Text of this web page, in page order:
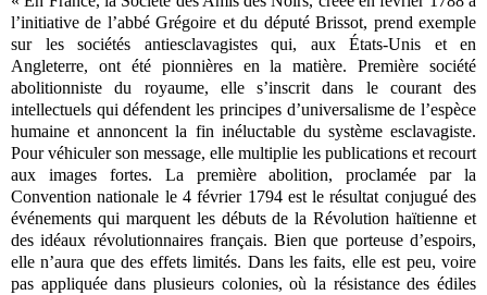
l’initiative de l’abbé Grégoire et du député Brissot, prend exemple
sur les sociétés antiesclavagistes qui, aux États-Unis et en
Angleterre, ont été pionnières en la matière. Première société
abolitionniste du royaume, elle s’inscrit dans le courant des
intellectuels qui défendent les principes d’universalisme de l’espèce
humaine et annoncent la fin inéluctable du système esclavagiste.
Pour véhiculer son message, elle multiplie les publications et recourt
aux images fortes. La première abolition, proclamée par la
Convention nationale le 4 février 1794 est le résultat conjugué des
événements qui marquent les débuts de la Révolution haïtienne et
des idéaux révolutionnaires français. Bien que porteuse d’espoirs,
elle n’aura que des effets limités. Dans les faits, elle est peu, voire
pas appliquée dans plusieurs colonies, où la résistance des édiles